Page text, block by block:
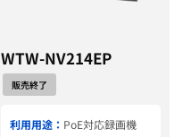
WTW-NV214EP
販売終了
利用用途： PoE対応録画機